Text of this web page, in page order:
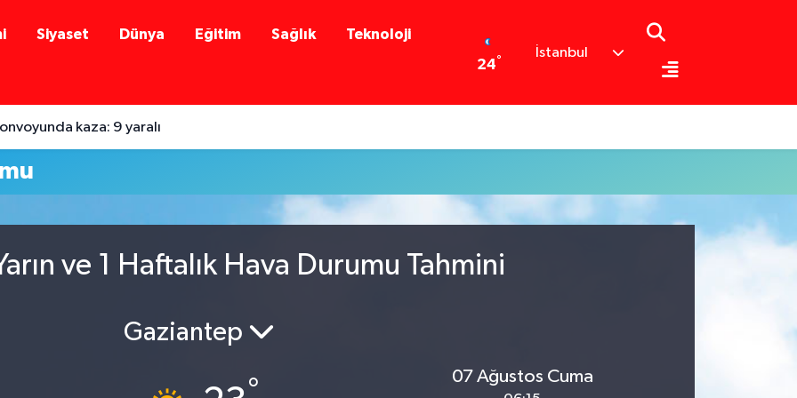
Siyaset Dünya Eğitim Sağlık Teknoloji
24°
İstanbul
kaza: 9 yaralı
ve 1 Haftalık Hava Durumu Tahmini
Gaziantep
°
07 Ağustos Cuma